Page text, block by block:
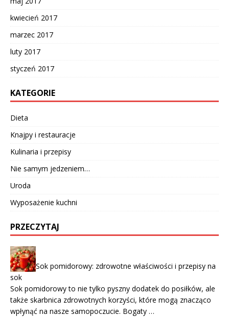
kwiecień 2017
marzec 2017
luty 2017
styczeń 2017
KATEGORIE
Dieta
Knajpy i restauracje
Kulinaria i przepisy
Nie samym jedzeniem…
Uroda
Wyposażenie kuchni
PRZECZYTAJ
Sok pomidorowy: zdrowotne właściwości i przepisy na
sok
Sok pomidorowy to nie tylko pyszny dodatek do posiłków, ale
także skarbnica zdrowotnych korzyści, które mogą znacząco
wpłynąć na nasze samopoczucie. Bogaty …